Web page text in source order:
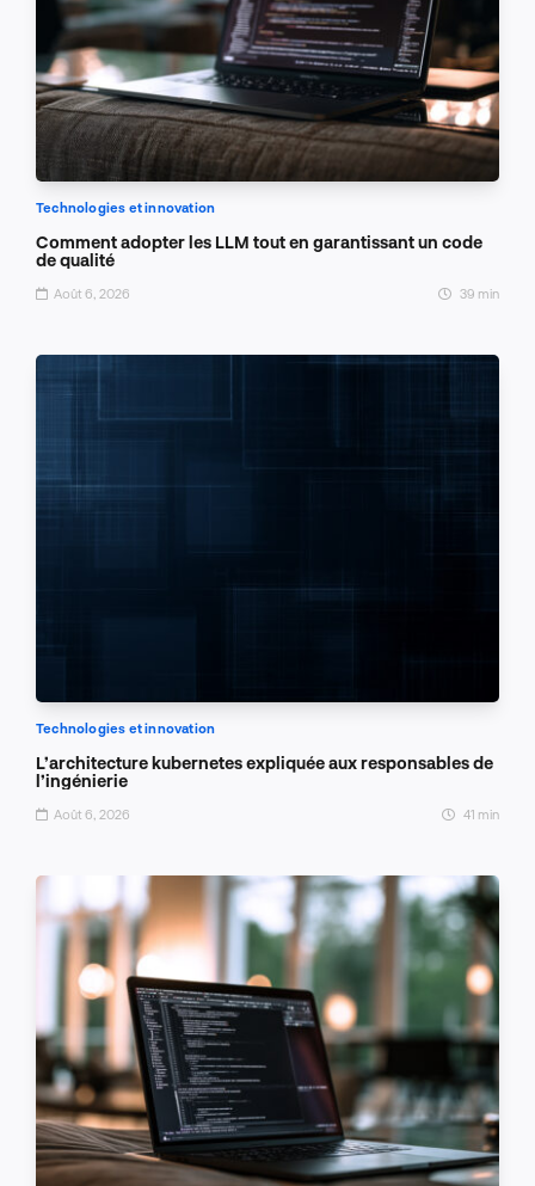
Technologies et innovation
Comment adopter les LLM tout en garantissant un code
de qualité
Août 6, 2026 39 min
Technologies et innovation
L’architecture kubernetes expliquée aux responsables de
l’ingénierie
Août 6, 2026 41 min